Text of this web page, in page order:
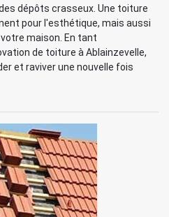
dépôts crasseux. Une toiture
pour l'esthétique, mais aussi
maison. En tant
de toiture à Ablainzevelle,
et raviver une nouvelle fois